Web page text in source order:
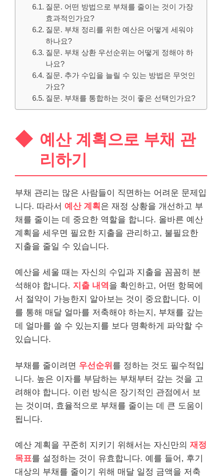
질문. 어떤 방법으로 부채를 줄이는 것이 가장
효과적인가요?
질문. 부채 정리를 위한 예산은 어떻게 세워야
하나요?
질문. 부채 상환 우선순위는 어떻게 정해야 하
나요?
질문. 추가 수입을 늘릴 수 있는 방법은 무엇인
가요?
질문. 부채를 통합하는 것이 좋은 선택인가요?
예산 계획으로 부채 관
리하기
부채 관리는 많은 사람들이 직면하는 어려운 문제입
니다. 따라서 예산 계획 은 재정 상황을 개선하고 부
채를 줄이는 데 중요한 역할을 합니다. 올바른 예산
계획을 세우면 필요한 지출을 관리하고, 불필요한
지출을 줄일 수 있습니다.
예산을 세울 때는 자신의 수입과 지출을 꼼꼼히 분
석해야 합니다. 지출 내역 을 확인하고, 어떤 항목에
서 절약이 가능한지 알아보는 것이 중요합니다. 이
를 통해 매달 얼마를 저축해야 하는지, 부채를 갚는
데 얼마를 쓸 수 있는지를 보다 명확하게 파악할 수
있습니다.
부채를 줄이려면 우선순위 를 정하는 것도 필수적입
니다. 높은 이자를 부담하는 부채부터 갚는 것을 고
려해야 합니다. 이런 방식은 장기적인 관점에서 보
는 것이며, 효율적으로 부채를 줄이는 데 큰 도움이
됩니다.
예산 계획을 꾸준히 지키기 위해서는 자신만의 재정
목표를 설정하는 것이 유효합니다. 예를 들어, 후기
대상의 부채를 줄이기 위해 매달 일정 금액을 저축